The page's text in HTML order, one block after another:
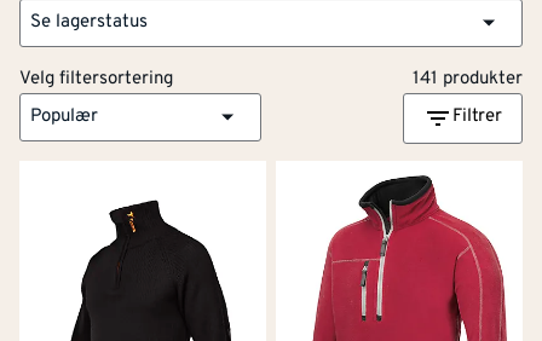
Se lagerstatus
Velg filtersortering
141 produkter
Populær
Filtrer